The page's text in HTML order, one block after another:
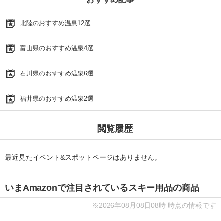
北陸のおすすめ温泉12選
富山県のおすすめ温泉4選
石川県のおすすめ温泉6選
福井県のおすすめ温泉2選
閲覧履歴
最近見たイベント&スポットページはありません。
いまAmazonで注目されているスキー用品の商品
※2026年08月08日08時 時点の情報です